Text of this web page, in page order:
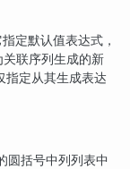
定默认值表达式，
联序列生成的新
指定从其生成表达
圆括号中列列表中